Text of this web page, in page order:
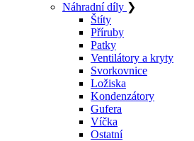
Náhradní díly ❯
Štíty
Příruby
Patky
Ventilátory a kryty
Svorkovnice
Ložiska
Kondenzátory
Gufera
Víčka
Ostatní